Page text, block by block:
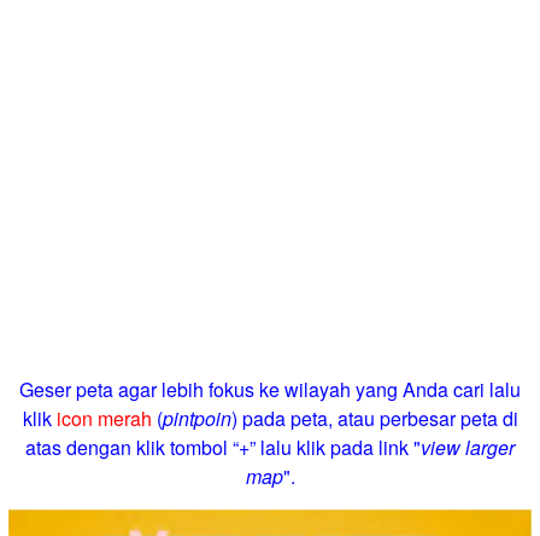
Geser peta agar lebih fokus ke wilayah yang Anda cari lalu
klik icon merah (pintpoin) pada peta, atau perbesar peta di
atas dengan klik tombol “+” lalu klik pada link "view larger
map".